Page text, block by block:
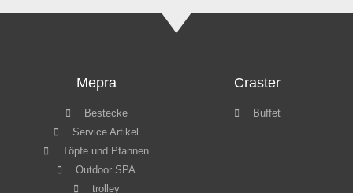
Mepra
Bestecke
Service Artikel
Töpfe und Pfannen
Outdoor SPA
trolley
Craster
Buffet